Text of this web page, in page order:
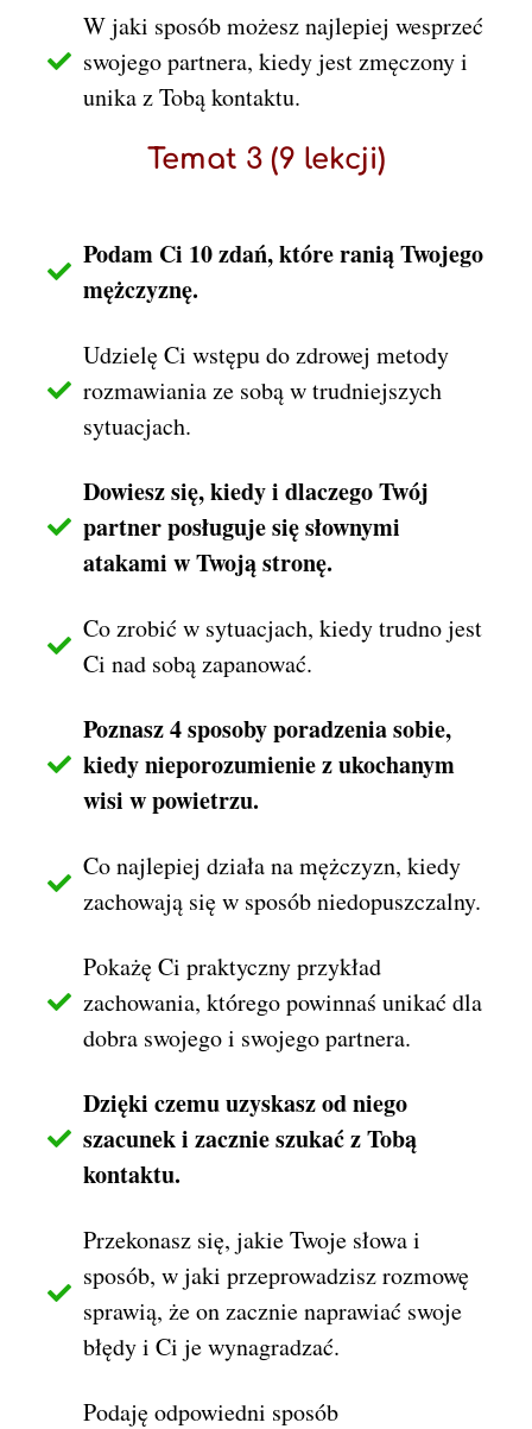
W jaki sposób możesz najlepiej wesprzeć
swojego partnera, kiedy jest zmęczony i
unika z Tobą kontaktu.
Temat 3 (9 lekcji)
Podam Ci 10 zdań, które ranią Twojego
mężczyznę.
Udzielę Ci wstępu do zdrowej metody
rozmawiania ze sobą w trudniejszych
sytuacjach.
Dowiesz się, kiedy i dlaczego Twój
partner posługuje się słownymi
atakami w Twoją stronę.
Co zrobić w sytuacjach, kiedy trudno jest
Ci nad sobą zapanować.
Poznasz 4 sposoby poradzenia sobie,
kiedy nieporozumienie z ukochanym
wisi w powietrzu.
Co najlepiej działa na mężczyzn, kiedy
zachowają się w sposób niedopuszczalny.
Pokażę Ci praktyczny przykład
zachowania, którego powinnaś unikać dla
dobra swojego i swojego partnera.
Dzięki czemu uzyskasz od niego
szacunek i zacznie szukać z Tobą
kontaktu.
Przekonasz się, jakie Twoje słowa i
sposób, w jaki przeprowadzisz rozmowę
sprawią, że on zacznie naprawiać swoje
błędy i Ci je wynagradzać.
Podaję odpowiedni sposób